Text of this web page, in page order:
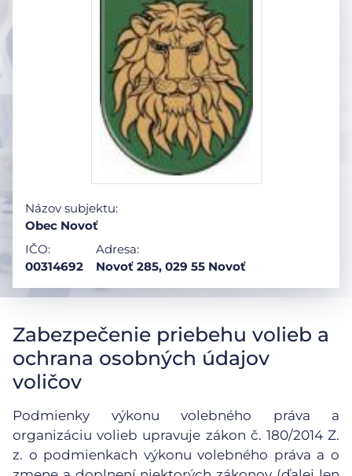
Názov subjektu:
Obec Novoť
IČO:
00314692
Adresa:
Novoť 285, 029 55 Novoť
Zabezpečenie priebehu volieb a
ochrana osobných údajov
voličov
Podmienky výkonu volebného práva a
organizáciu volieb upravuje zákon č. 180/2014 Z.
z. o podmienkach výkonu volebného práva a o